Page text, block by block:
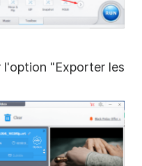
l'option "Exporter les